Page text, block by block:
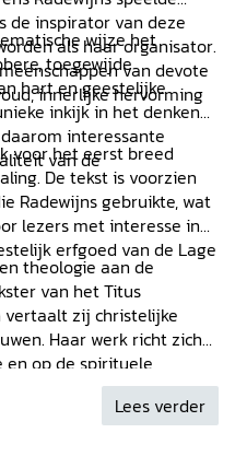
de inspirator van deze
als haar organisator.
van devote
innerlijke hervorming
wijze het
toegewijde
hart en geestelijke
inkijk in het denken
interessante
van de
voor het eerst breed
De tekst is voorzien
Radewijns gebruikte, wat
lezers met interesse in
erfgoed van de Lage
theologie aan de
van het Titus
zij christelijke
Haar werk richt zich
op de spirituele
Lees verder